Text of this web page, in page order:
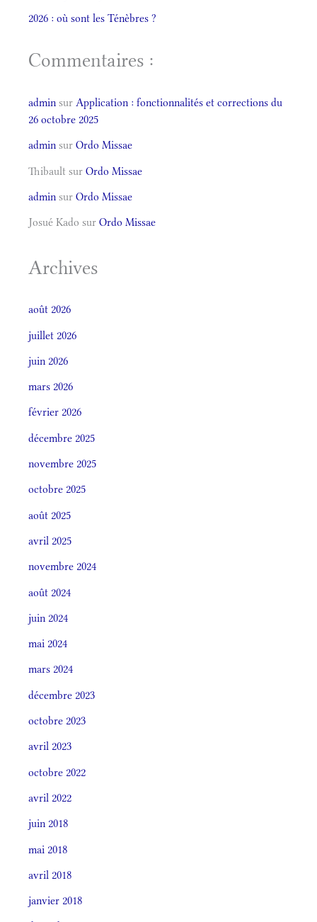
2026 : où sont les Ténèbres ?
Commentaires :
admin sur Application : fonctionnalités et corrections du
26 octobre 2025
admin sur Ordo Missae
Thibault sur Ordo Missae
admin sur Ordo Missae
Josué Kado sur Ordo Missae
Archives
août 2026
juillet 2026
juin 2026
mars 2026
février 2026
décembre 2025
novembre 2025
octobre 2025
août 2025
avril 2025
novembre 2024
août 2024
juin 2024
mai 2024
mars 2024
décembre 2023
octobre 2023
avril 2023
octobre 2022
avril 2022
juin 2018
mai 2018
avril 2018
janvier 2018